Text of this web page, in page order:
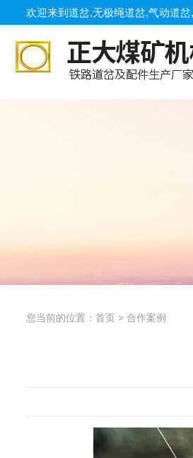
欢迎来到道岔,无极绳道岔,气动道
您当前的位置： 首页 > 合作案例